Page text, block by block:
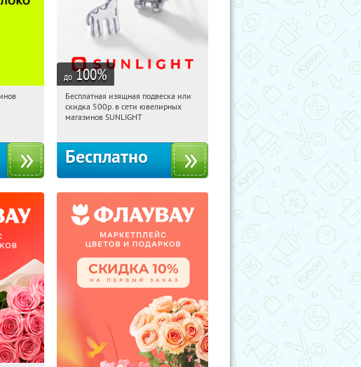
первым!
до 100%
01:27:37 Получили:
Россия
Бесплатная изящная подвеска или
скидка 500р. в сети ювелирных
магазинов SUNLIGHT
Бесплатно